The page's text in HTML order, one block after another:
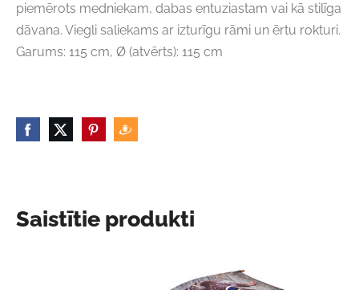
piemērots medniekam, dabas entuziastam vai kā stilīga
dāvana. Viegli saliekams ar izturīgu rāmi un ērtu rokturi.
Garums: 115 cm, Ø (atvērts): 115 cm
Saistītie produkti